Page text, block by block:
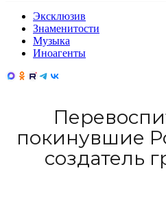
Эксклюзив
Знаменитости
Музыка
Иноагенты
покинувшие
создатель